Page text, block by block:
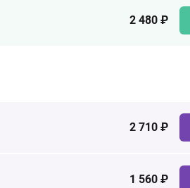
2 480 ₽
2 710 ₽
1 560 ₽